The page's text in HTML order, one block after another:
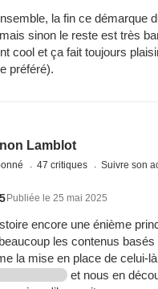
la fin ce démarque
sinon le reste est très
cool et ça fait toujours
préféré).
Lamblot
47 critiques Suivre son
Publiée le 25 mai 2025
encore une énième
les contenus
la mise en place de celui-
et nous en